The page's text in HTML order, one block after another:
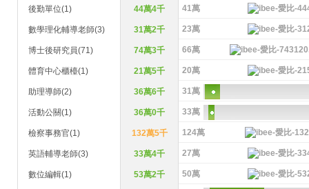
後勤單位(1) 44萬4千 41萬
數學理化輔導老師(3) 31萬2千 23萬
博士後研究員(71) 74萬3千 66萬
體育中心櫃檯(1) 21萬5千 20萬
助理導師(2) 36萬6千 31萬
活動公關(1) 36萬0千 33萬
檢察事務官(1) 132萬5千 124萬
英語輔導老師(3) 33萬4千 27萬
數位編輯(1) 53萬2千 50萬